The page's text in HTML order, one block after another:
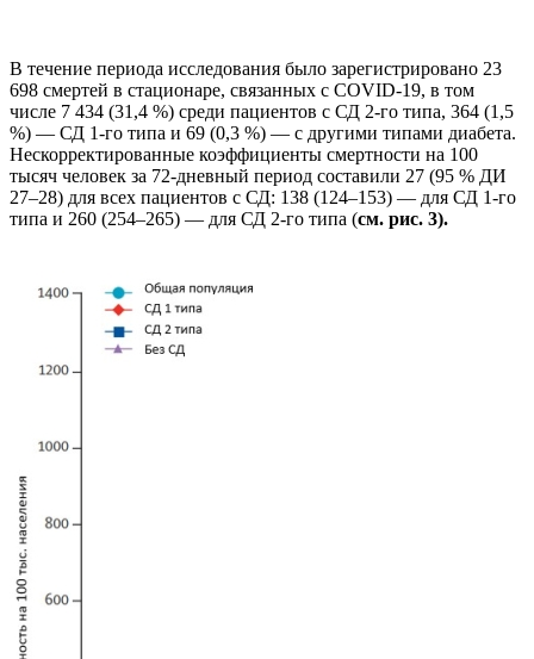
В течение периода исследования было зарегистрировано 23
698 смертей в стационаре, связанных с COVID-19, в том
числе 7 434 (31,4 %) среди пациентов с СД 2-го типа, 364 (1,5
%) — СД 1-го типа и 69 (0,3 %) — с другими типами диабета.
Нескорректированные коэффициенты смертности на 100
тысяч человек за 72-дневный период составили 27 (95 % ДИ
27–28) для всех пациентов с СД: 138 (124–153) — для СД 1-го
типа и 260 (254–265) — для СД 2-го типа (см. рис. 3).